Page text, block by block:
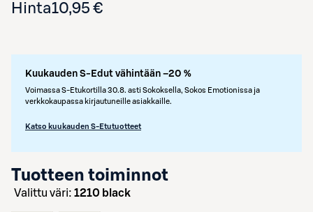
Hinta10,95 €
Kuukauden S-Edut vähintään –20 %
Voimassa S-Etukortilla 30.8. asti Sokoksella, Sokos Emotionissa ja
verkkokaupassa kirjautuneille asiakkaille.
Katso kuukauden S-Etutuotteet
Tuotteen toiminnot
Valittu väri: 1210 black